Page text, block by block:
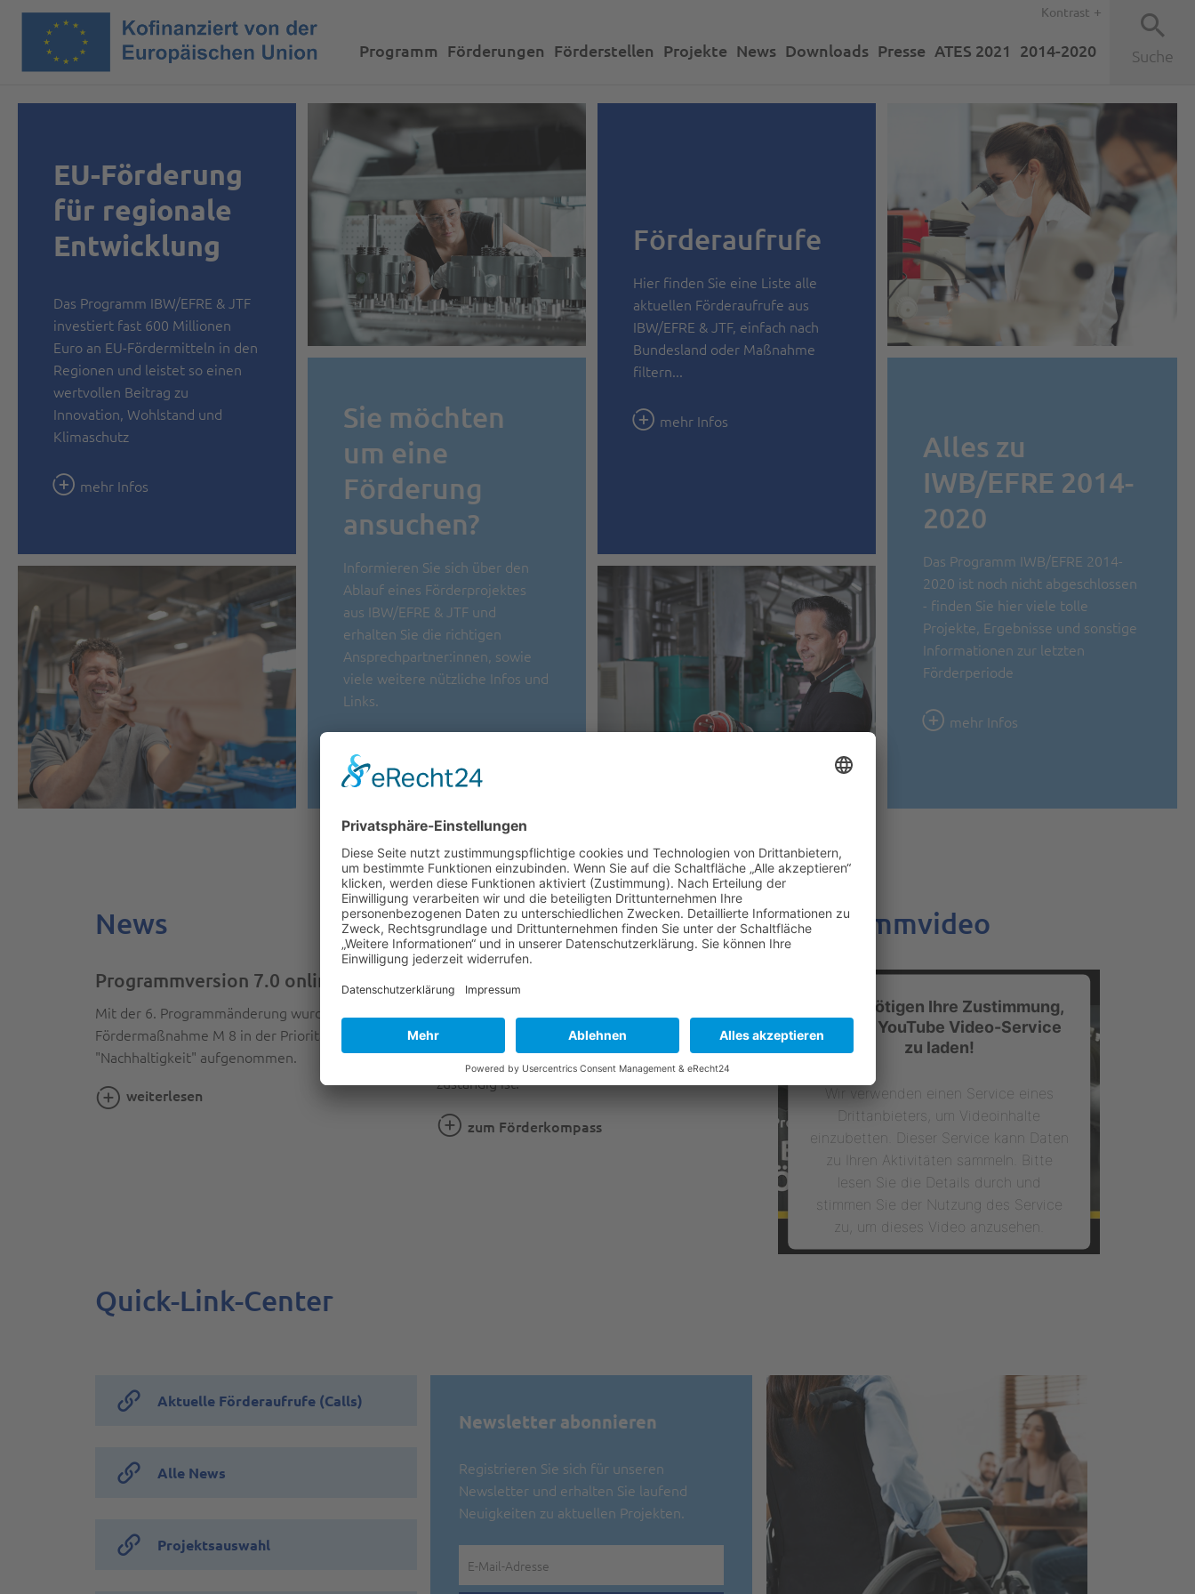
Programm Förderungen Förderstellen Projekte News Downloads Presse ATES 2021 2014-2020 Suche
Kontrast
EU-Förderung
für regionale
Entwicklung
Das Programm IBW/EFRE & JTF
investiert fast 600 Millionen
Euro an EU-Fördermitteln in den
Regionen und leistet so einen
wertvollen Beitrag zu
Innovation, Wohlstand und
Klimaschutz
mehr Infos
Sie möchten
um eine
Förderung
ansuchen?
Informieren Sie sich über den
Ablauf eines Förderprojektes
aus IBW/EFRE & JTF und
erhalten Sie die richtigen
Ansprechpartner:innen, sowie
viele weitere nützliche Infos und
Links.
Förderaufrufe
Hier finden Sie eine Liste alle
aktuellen Förderaufrufe aus
IBW/EFRE & JTF, einfach nach
Bundesland oder Maßnahme
filtern...
mehr Infos
Alles zu
IWB/EFRE 2014-
2020
Das Programm IWB/EFRE 2014-
2020 ist noch nicht abgeschlossen
- finden Sie hier viele tolle
Projekte, Ergebnisse und sonstige
Informationen zur letzten
Förderperiode
mehr Infos
News
Programmversion 7.0 online
Mit der 6. Programmänderung wurde die
Fördermaßnahme M 8 in der Priorität
"Nachhaltigkeit" aufgenommen.
weiterlesen
Förderkompass
Wer fördert was?
Finden Sie mit dem Förderkompass in nur 3 Klicks
heraus, welche Maßnahmen in Ihrem Bundesland
gefördert werden und welche Förderstelle
zuständig ist.
zum Förderkompass
Programmvideo
Wir benötigen Ihre Zustimmung,
um den YouTube Video-Service
zu laden!
Wir verwenden einen Service eines
Drittanbieters, um Videoinhalte
einzubetten. Dieser Service kann Daten
zu Ihren Aktivitäten sammeln. Bitte
lesen Sie die Details durch und
stimmen Sie der Nutzung des Service
zu, um dieses Video anzusehen.
Management Platform
eRecht24
Quick-Link-Center
Aktuelle Förderaufrufe (Calls)
Alle News
Projektsauswahl
Newsletter abonnieren
Registrieren Sie sich für unseren
Newsletter und erhalten Sie laufend
Neuigkeiten zu aktuellen Projekten.